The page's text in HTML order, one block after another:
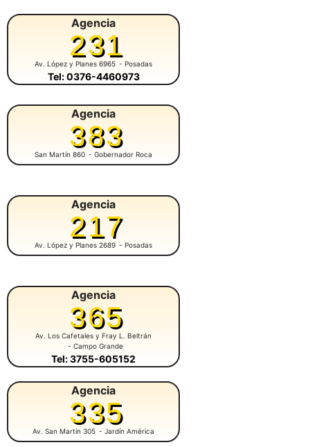
Agencia
231
Av. López y Planes 6965 - Posadas
Tel: 0376-4460973
Agencia
383
San Martín 860 - Gobernador Roca
Agencia
217
Av. López y Planes 2689 - Posadas
Agencia
365
Av. Los Cafetales y Fray L. Beltrán
- Campo Grande
Tel: 3755-605152
Agencia
335
Av. San Martín 305 - Jardín América